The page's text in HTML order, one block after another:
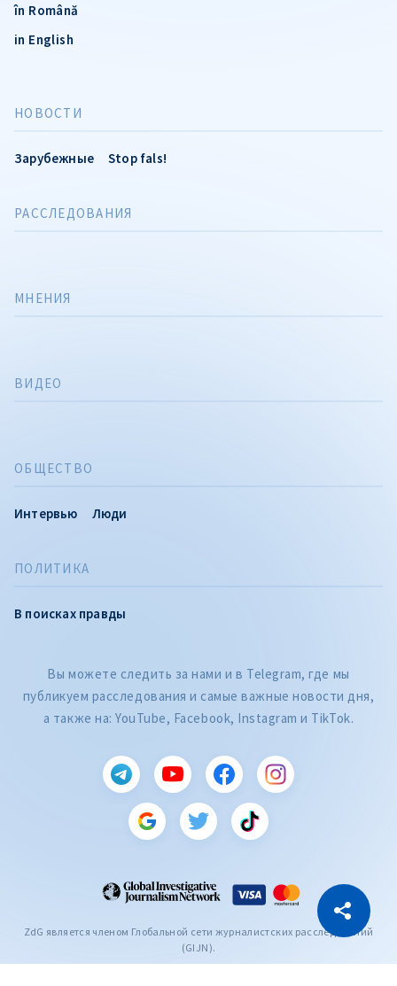
Скопировать ссылку
în Română
in English
НОВОСТИ
Зарубежные Stop fals!
ПОЛИТИКА
В поисках правды
РАССЛЕДОВАНИЯ
ОБЩЕСТВО
Интервью Люди
МНЕНИЯ
ВИДЕО
Вы можете следить за нами и в Telegram, где мы
публикуем расследования и самые важные новости дня,
а также на: YouTube, Facebook, Instagram и TikTok.
ZdG является членом Глобальной сети журналистских расследований
(GIJN).
CITEȘTE